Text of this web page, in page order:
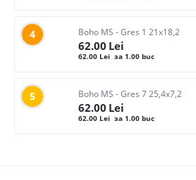
4 Boho MS - Gres 1 21x18,2
62.00 Lei
62.00 Lei за 1.00 buc
5 Boho MS - Gres 7 25,4x7,2
62.00 Lei
62.00 Lei за 1.00 buc